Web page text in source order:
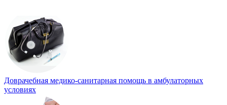
Доврачебная медико-санитарная помощь в амбулаторных
условиях